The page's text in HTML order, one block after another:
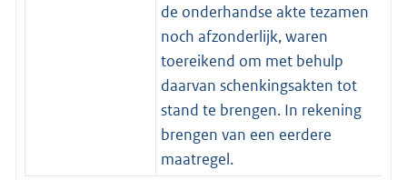
de onderhandse akte tezamen
noch afzonderlijk, waren
toereikend om met behulp
daarvan schenkingsakten tot
stand te brengen. In rekening
brengen van een eerdere
maatregel.